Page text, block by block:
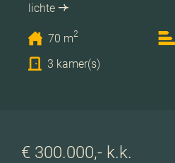
lichte
70 m2
3 kamer(s)
€ 300.000,- k.k.